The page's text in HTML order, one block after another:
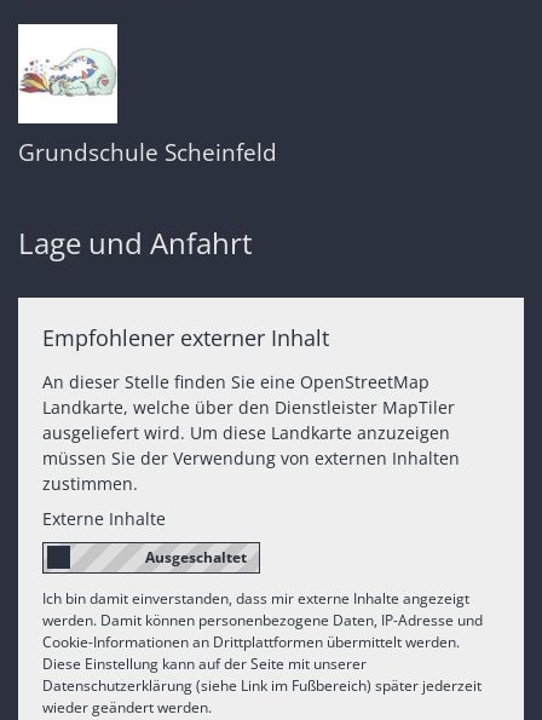
Grundschule Scheinfeld
Lage und Anfahrt
Empfohlener externer Inhalt
An dieser Stelle finden Sie eine OpenStreetMap
Landkarte, welche über den Dienstleister MapTiler
ausgeliefert wird. Um diese Landkarte anzuzeigen
müssen Sie der Verwendung von externen Inhalten
zustimmen.
Externe Inhalte
Ich bin damit einverstanden, dass mir externe Inhalte angezeigt
werden. Damit können personenbezogene Daten, IP-Adresse und
Cookie-Informationen an Drittplattformen übermittelt werden.
Diese Einstellung kann auf der Seite mit unserer
Datenschutzerklärung (siehe Link im Fußbereich) später jederzeit
wieder geändert werden.